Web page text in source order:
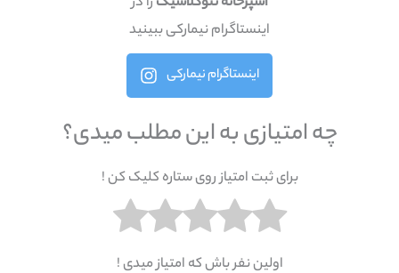
اینستاگرام نیمارکی ببینید
اینستاگرام نیمارکی
چه امتیازی به این مطلب میدی؟
برای ثبت امتیاز روی ستاره کلیک کن !
اولین نفر باش که امتیاز میدی !